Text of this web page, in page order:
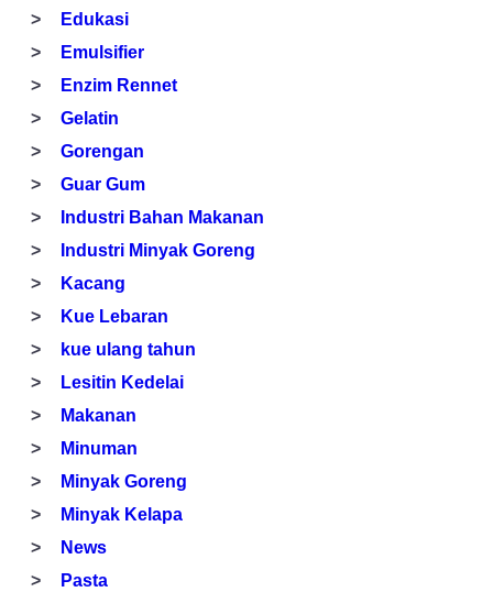
Edukasi
Emulsifier
Enzim Rennet
Gelatin
Gorengan
Guar Gum
Industri Bahan Makanan
Industri Minyak Goreng
Kacang
Kue Lebaran
kue ulang tahun
Lesitin Kedelai
Makanan
Minuman
Minyak Goreng
Minyak Kelapa
News
Pasta